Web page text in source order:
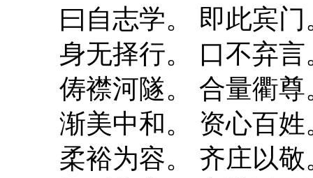
曰自志学。 即此宾门
身无择行。 口不弃言
俦襟河隧。 合量衢尊
渐美中和。 资心百姓
柔裕为容。 齐庄以敬